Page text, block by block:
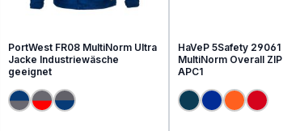
PortWest FR08 MultiNorm Ultra
Jacke Industriewäsche
geeignet
HaVeP 5Safety 29061
MultiNorm Overall ZIP |
APC1